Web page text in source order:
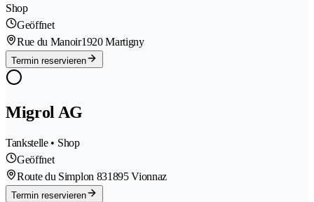
Shop
Geöffnet
Rue du Manoir1920 Martigny
Termin reservieren
Migrol AG
Tankstelle • Shop
Geöffnet
Route du Simplon 831895 Vionnaz
Termin reservieren